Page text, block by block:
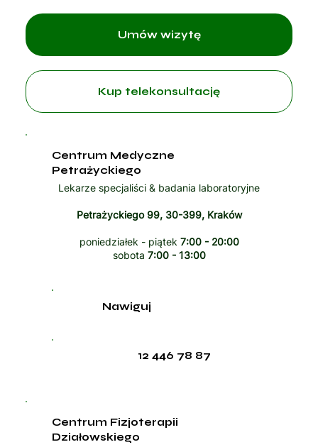
Kup telekonsultację
Centrum Medyczne
Petrażyckiego
Lekarze specjaliści & badania laboratoryjne
Petrażyckiego 99, 30-399, Kraków
poniedziałek - piątek 7:00 - 20:00
sobota 7:00 - 13:00
12 446 78 87
Nawiguj
Centrum Fizjoterapii
Działowskiego
Umów wizytę